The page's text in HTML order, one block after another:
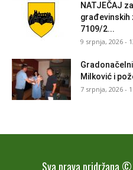
NATJEČAJ
građevinskih
7109/2...
9 srpnja, 2026 -
Milković i
7 srpnja, 2026 -
Sva prava pridržana